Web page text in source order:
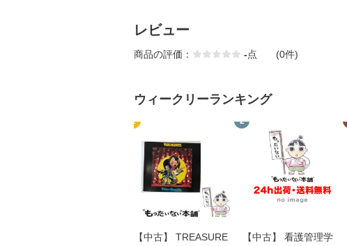
レビュー
商品の評価： -点 (0件)
ウィークリーランキング
1
【中古】 TREASURE
2
【中古】 看護管理学